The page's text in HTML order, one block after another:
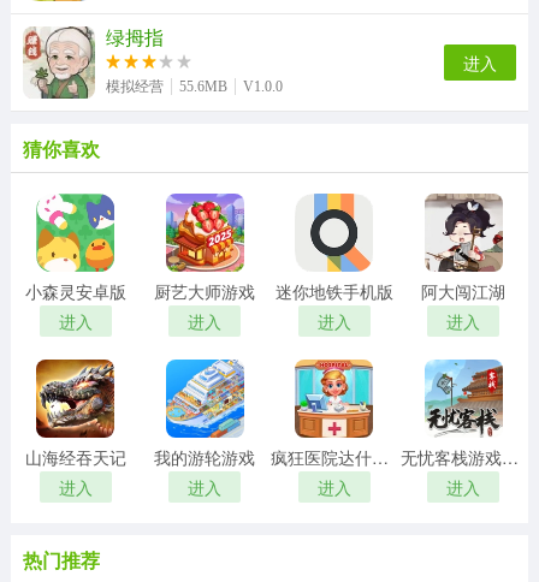
绿拇指
模拟经营 55.6MB V1.0.0
进入
猜你喜欢
小森灵安卓版
进入
厨艺大师游戏
进入
迷你地铁手机版
进入
阿大闯江湖
进入
山海经吞天记
进入
我的游轮游戏
进入
疯狂医院达什医生
进入
无忧客栈游戏红包版
进入
热门推荐